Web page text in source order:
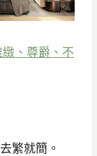
、尊爵、不
繁就簡。